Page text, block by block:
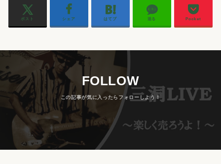
ポスト シェア はてブ 送る Pocket
FOLLOW